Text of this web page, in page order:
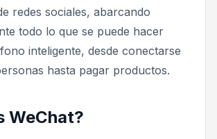
redes sociales, abarcando
todo lo que se puede hacer
inteligente, desde conectarse
hasta pagar productos.
WeChat?